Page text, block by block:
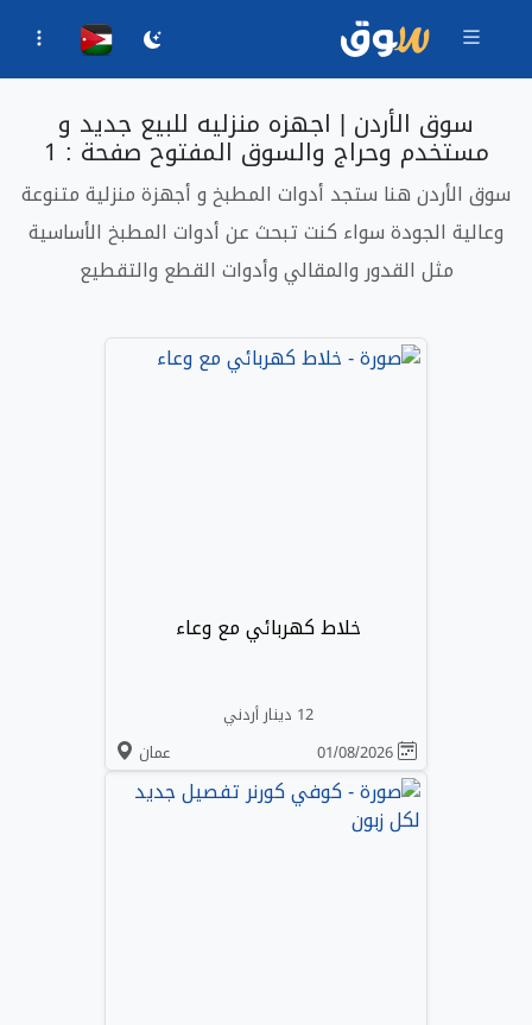
سوق الأردن | اجهزه منزليه للبيع جديد و
مستخدم وحراج والسوق المفتوح صفحة : 1
سوق الأردن هنا ستجد أدوات المطبخ و أجهزة منزلية متنوعة
وعالية الجودة سواء كنت تبحث عن أدوات المطبخ الأساسية
مثل القدور والمقالي وأدوات القطع والتقطيع
خلاط كهربائي مع وعاء
12 دينار أردني
عمان